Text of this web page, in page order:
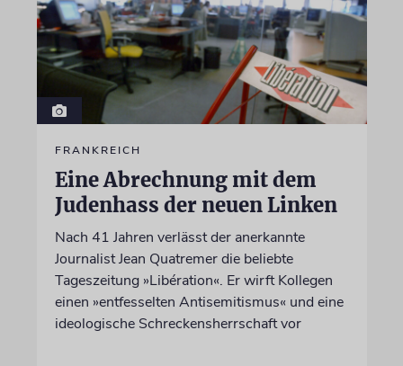
FRANKREICH
Eine Abrechnung mit dem
Judenhass der neuen Linken
Nach 41 Jahren verlässt der anerkannte
Journalist Jean Quatremer die beliebte
Tageszeitung »Libération«. Er wirft Kollegen
einen »entfesselten Antisemitismus« und eine
ideologische Schreckensherrschaft vor